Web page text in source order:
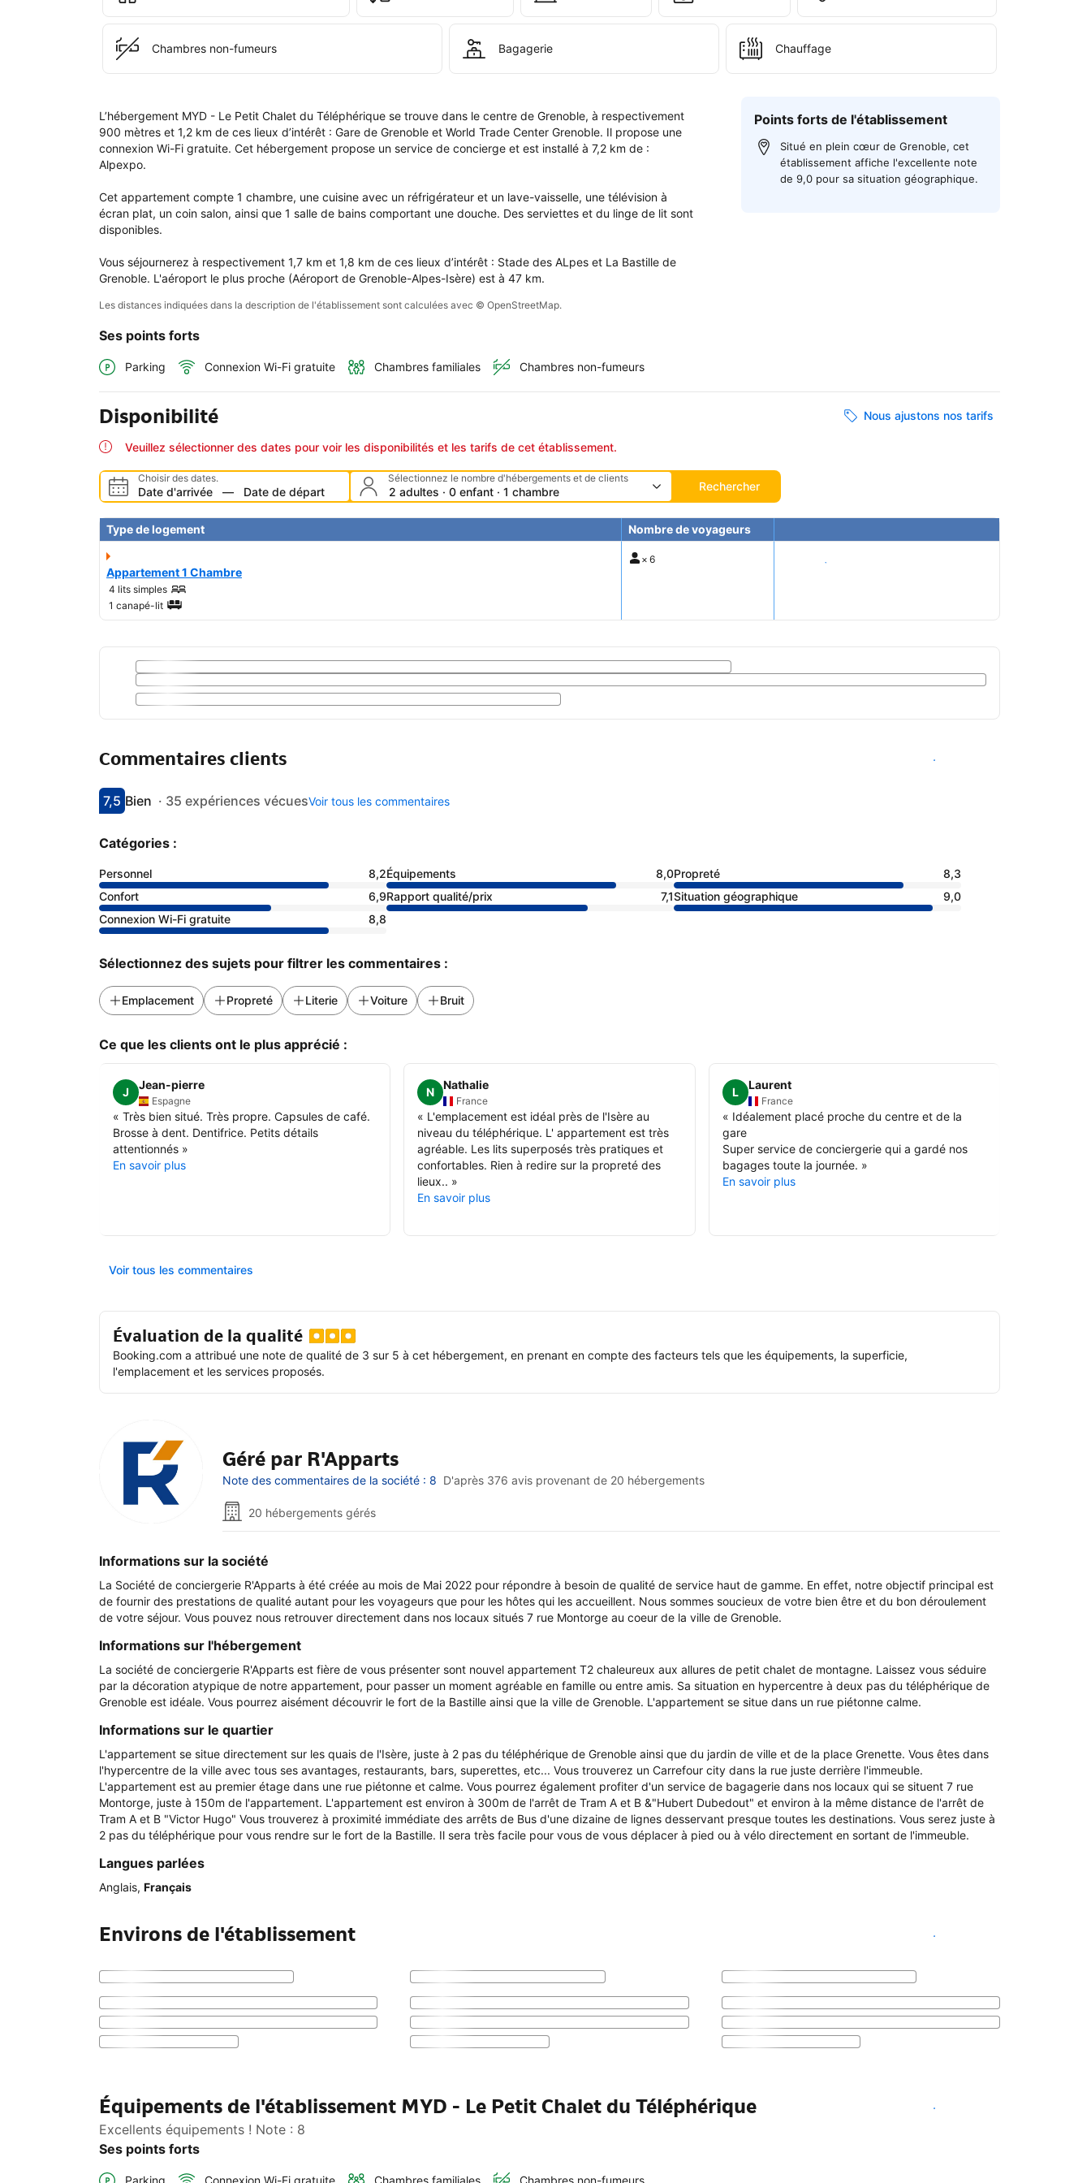
Le
du
Chambres non-fumeurs Bagagerie Chauffage
L’hébergement MYD - Le Petit Chalet du Téléphérique se trouve dans le centre de Grenoble, à respectivement
900 mètres et 1,2 km de ces lieux d’intérêt : Gare de Grenoble et World Trade Center Grenoble. Il propose une
connexion Wi-Fi gratuite. Cet hébergement propose un service de concierge et est installé à 7,2 km de :
Alpexpo.
Cet appartement compte 1 chambre, une cuisine avec un réfrigérateur et un lave-vaisselle, une télévision à
écran plat, un coin salon, ainsi que 1 salle de bains comportant une douche. Des serviettes et du linge de lit sont
disponibles.
Vous séjournerez à respectivement 1,7 km et 1,8 km de ces lieux d’intérêt : Stade des ALpes et La Bastille de
Grenoble. L'aéroport le plus proche (Aéroport de Grenoble-Alpes-Isère) est à 47 km.
Les distances indiquées dans la description de l'établissement sont calculées avec © OpenStreetMap.
Ses points forts
Parking Connexion Wi-Fi gratuite Chambres familiales Chambres non-fumeurs
Points forts de l'établissement
Situé en plein cœur de Grenoble, cet
établissement affiche l'excellente note
de 9,0 pour sa situation géographique.
Disponibilité Nous ajustons nos tarifs
Veuillez sélectionner des dates pour voir les disponibilités et les tarifs de cet établissement.
Choisir des dates.
Date d'arrivée — Date de départ
Sélectionnez le nombre d'hébergements et de clients
2 adultes · 0 enfant · 1 chambre Rechercher
Type de logement Nombre de voyageurs
Appartement 1 Chambre
4 lits simples
1 canapé-lit
× 6 Voir les tarifs
Commentaires clients Voir les disponibilités
Avec une note de 7.5
7,5
bien Bien · 35 expériences vécuesVoir tous les commentaires
Catégories :
Personnel 8,2Équipements 8,0Propreté
8,3
Confort
6,9Rapport qualité/prix 7,1Situation géographique
9,0
Connexion Wi-Fi gratuite
8,8
Sélectionnez des sujets pour filtrer les commentaires :
Emplacement Propreté Literie Voiture Bruit
Ce que les clients ont le plus apprécié :
J
Jean-pierre
Espagne
« Très bien situé. Très propre. Capsules de café.
Brosse à dent. Dentifrice. Petits détails
attentionnés »
En savoir plus
N
Nathalie
France
« L'emplacement est idéal près de l'Isère au
niveau du téléphérique. L' appartement est très
agréable. Les lits superposés très pratiques et
confortables. Rien à redire sur la propreté des
lieux.. »
En savoir plus
L
Laurent
France
« Idéalement placé proche du centre et de la
gare
Super service de conciergerie qui a gardé nos
bagages toute la journée. »
En savoir plus
Voir tous les commentaires
Évaluation de la qualité
Booking.com a attribué une note de qualité de 3 sur 5 à cet hébergement, en prenant en compte des facteurs tels que les équipements, la superficie,
l'emplacement et les services proposés.
Géré par R'Apparts
Note des commentaires de la société : 8 D'après 376 avis provenant de 20 hébergements
20 hébergements gérés
Informations sur la société
La Société de conciergerie R'Apparts à été créée au mois de Mai 2022 pour répondre à besoin de qualité de service haut de gamme. En effet, notre objectif principal est
de fournir des prestations de qualité autant pour les voyageurs que pour les hôtes qui les accueillent. Nous sommes soucieux de votre bien être et du bon déroulement
de votre séjour. Vous pouvez nous retrouver directement dans nos locaux situés 7 rue Montorge au coeur de la ville de Grenoble.
Informations sur l'hébergement
La société de conciergerie R'Apparts est fière de vous présenter sont nouvel appartement T2 chaleureux aux allures de petit chalet de montagne. Laissez vous séduire
par la décoration atypique de notre appartement, pour passer un moment agréable en famille ou entre amis. Sa situation en hypercentre à deux pas du téléphérique de
Grenoble est idéale. Vous pourrez aisément découvrir le fort de la Bastille ainsi que la ville de Grenoble. L'appartement se situe dans un rue piétonne calme.
Informations sur le quartier
L'appartement se situe directement sur les quais de l'Isère, juste à 2 pas du téléphérique de Grenoble ainsi que du jardin de ville et de la place Grenette. Vous êtes dans
l'hypercentre de la ville avec tous ses avantages, restaurants, bars, superettes, etc... Vous trouverez un Carrefour city dans la rue juste derrière l'immeuble.
L'appartement est au premier étage dans une rue piétonne et calme. Vous pourrez également profiter d'un service de bagagerie dans nos locaux qui se situent 7 rue
Montorge, juste à 150m de l'appartement. L'appartement est environ à 300m de l'arrêt de Tram A et B &"Hubert Dubedout" et environ à la même distance de l'arrêt de
Tram A et B "Victor Hugo" Vous trouverez à proximité immédiate des arrêts de Bus d'une dizaine de lignes desservant presque toutes les destinations. Vous serez juste à
2 pas du téléphérique pour vous rendre sur le fort de la Bastille. Il sera très facile pour vous de vous déplacer à pied ou à vélo directement en sortant de l'immeuble.
Langues parlées
Anglais, Français
Environs de l'établissement Voir les disponibilités
Équipements de l'établissement MYD - Le Petit Chalet du Téléphérique
Excellents équipements ! Note : 8
Voir les disponibilités
Ses points forts